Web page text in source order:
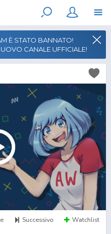
È STATO BANNATO!
CANALE UFFICIALE!
Successivo Watchlist